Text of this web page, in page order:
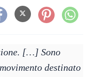
[…] Sono
destinato